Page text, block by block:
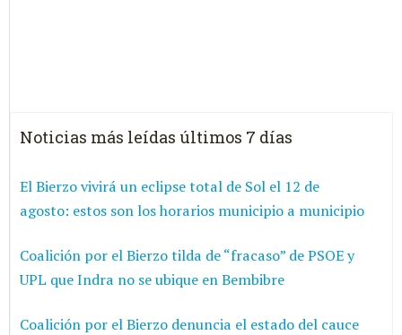
Noticias más leídas últimos 7 días
El Bierzo vivirá un eclipse total de Sol el 12 de
agosto: estos son los horarios municipio a municipio
Coalición por el Bierzo tilda de “fracaso” de PSOE y
UPL que Indra no se ubique en Bembibre
Coalición por el Bierzo denuncia el estado del cauce